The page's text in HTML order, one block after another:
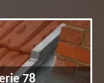
78